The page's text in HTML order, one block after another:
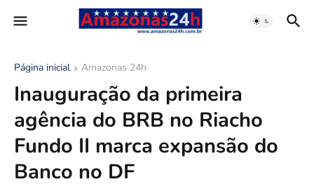
Página inicial Amazonas 24h
Inauguração da primeira
agência do BRB no Riacho
Fundo II marca expansão do
Banco no DF